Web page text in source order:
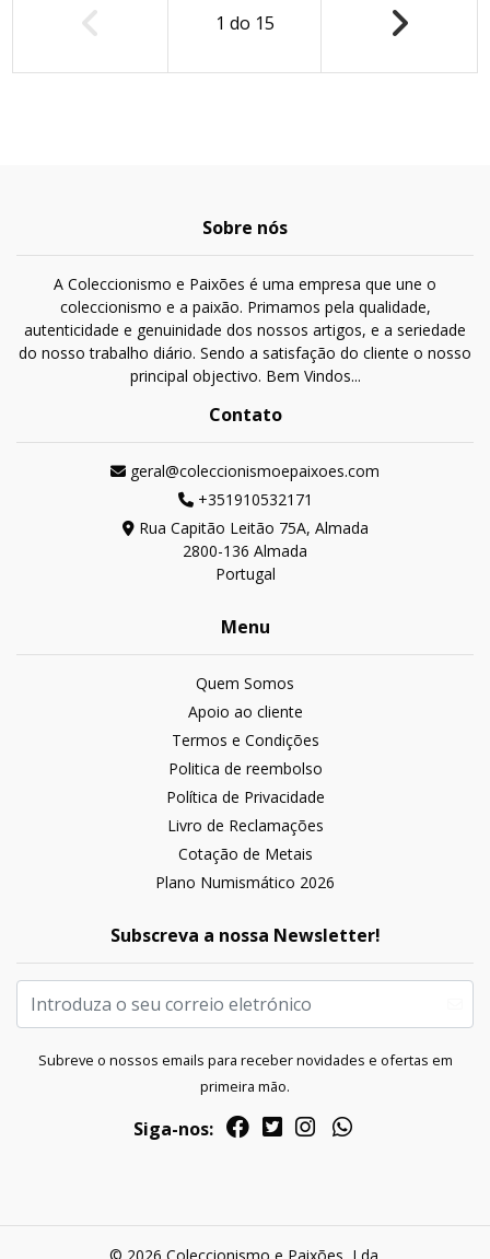
1 do 15
Sobre nós
A Coleccionismo e Paixões é uma empresa que une o
coleccionismo e a paixão. Primamos pela qualidade,
autenticidade e genuinidade dos nossos artigos, e a seriedade
do nosso trabalho diário. Sendo a satisfação do cliente o nosso
principal objectivo. Bem Vindos...
Contato
geral@coleccionismoepaixoes.com
+351910532171
Rua Capitão Leitão 75A, Almada
2800-136 Almada
Portugal
Menu
Quem Somos
Apoio ao cliente
Termos e Condições
Politica de reembolso
Política de Privacidade
Livro de Reclamações
Cotação de Metais
Plano Numismático 2026
Subscreva a nossa Newsletter!
Subreve o nossos emails para receber novidades e ofertas em
primeira mão.
Siga-nos: